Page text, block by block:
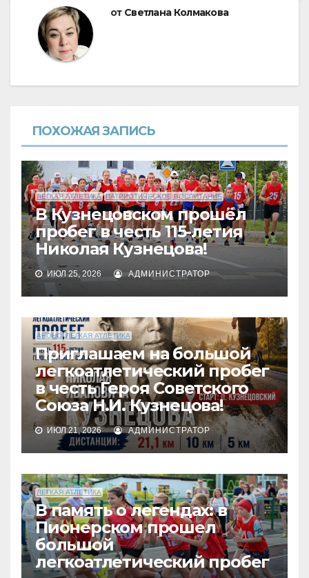
от Светлана Колмакова
ПОХОЖАЯ ЗАПИСЬ
ЛЕГКАЯ АТЛЕТИКА ПАТРИОТИЧЕСКОЕ ВОСПИТАНИЕ
В Кузнецовском прошёл
пробег в честь 115-летия
Николая Кузнецова!
ИЮЛ 25, 2026 АДМИНИСТРАТОР
АНОНС ЛЕГКАЯ АТЛЕТИКА
Приглашаем на большой
легкоатлетический пробег
в честь Героя Советского
Союза Н.И. Кузнецова!
ИЮЛ 21, 2026 АДМИНИСТРАТОР
ЛЕГКАЯ АТЛЕТИКА
В память о легендах: в
Пионерском прошел
большой
легкоатлетический пробег